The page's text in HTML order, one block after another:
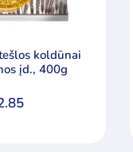
koldūnai
įd., 400g